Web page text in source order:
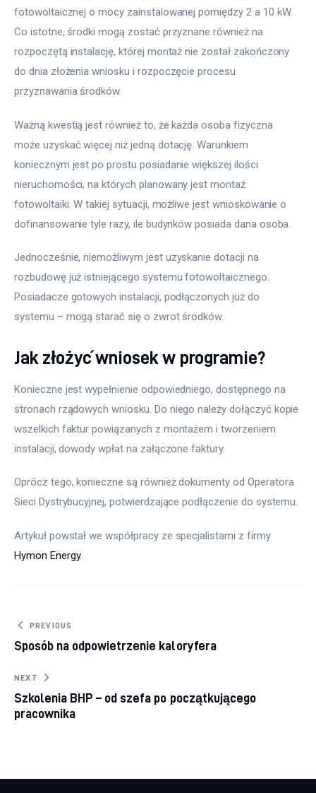
fotowoltaicznej o mocy zainstalowanej pomiędzy 2 a 10 kW.
Co istotne, środki mogą zostać przyznane również na
rozpoczętą instalację, której montaż nie został zakończony
do dnia złożenia wniosku i rozpoczęcie procesu
przyznawania środków.
Ważną kwestią jest również to, że każda osoba fizyczna
może uzyskać więcej niż jedną dotację. Warunkiem
koniecznym jest po prostu posiadanie większej ilości
nieruchomości, na których planowany jest montaż
fotowoltaiki. W takiej sytuacji, możliwe jest wnioskowanie o
dofinansowanie tyle razy, ile budynków posiada dana osoba.
Jednocześnie, niemożliwym jest uzyskanie dotacji na
rozbudowę już istniejącego systemu fotowoltaicznego.
Posiadacze gotowych instalacji, podłączonych już do
systemu – mogą starać się o zwrot środków.
Jak złożyć wniosek w programie?
Konieczne jest wypełnienie odpowiedniego, dostępnego na
stronach rządowych wniosku. Do niego należy dołączyć kopie
wszelkich faktur powiązanych z montażem i tworzeniem
instalacji, dowody wpłat na załączone faktury.
Oprócz tego, konieczne są również dokumenty od Operatora
Sieci Dystrybucyjnej, potwierdzające podłączenie do systemu.
Artykuł powstał we współpracy ze specjalistami z firmy
Hymon Energy.
Nawigacja
wpisu
PREVIOUS
Sposób na odpowietrzenie kaloryfera
NEXT
Szkolenia BHP – od szefa po początkującego
pracownika